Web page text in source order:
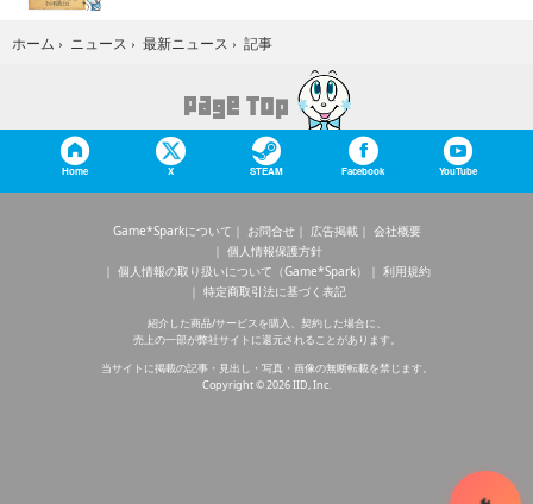
ホーム › ニュース › 最新ニュース › 記事
Home X STEAM Facebook YouTube
Game*Sparkについて お問合せ 広告掲載
会社概要
個人情報保護方針
個人情報の取り扱いについて（Game*Spark）
利用規約
特定商取引法に基づく表記
紹介した商品/サービスを購入、契約した場合に、
売上の一部が弊社サイトに還元されることがあります。
当サイトに掲載の記事・見出し・写真・画像の無断転載を禁じます。
Copyright © 2026 IID, Inc.